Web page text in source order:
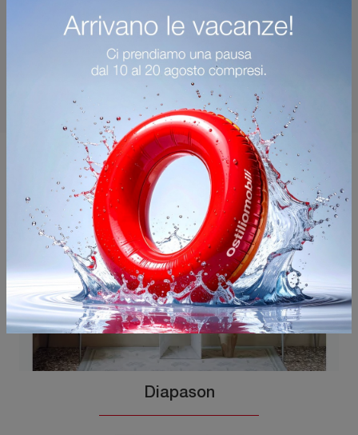
Potrebbero piacerti anche
Diapason